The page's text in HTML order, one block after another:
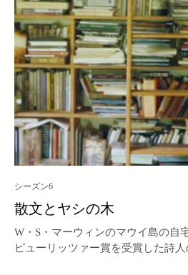
シーズン6
散文とヤシの木
W・S・マーウィンのマウイ島の自
ピューリッツァー賞を受賞した詩人